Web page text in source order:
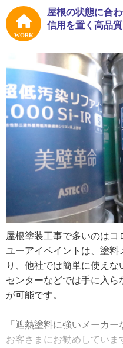
ですが、親方の仕事を手
になじんできて。自分の裁
白そうと思って、独立を決
現在、ユーアイペイント
中心に行っています。あ
反面、やはり時間のなさ
営業部門を立ち上げ、お
くせる体制づくりをしてい
※１ ウレタン防水・・・
り、繋ぎ目のない防水層を
※２ FRP防水・・・塗膜
ック繊維。軽くて丈夫な
WORK
屋根の状態に合
信用を置く高品
屋根塗装工事で多いのは
ユーアイペイントは、塗料
り、他社では簡単に使え
センターなどでは手に入ら
が可能です。
「遮熱塗料に強いメーカ
お客さまにお勧めしていま